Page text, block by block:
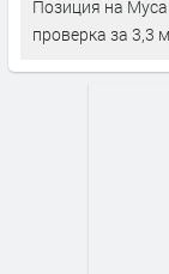
Позиция на
проверка за 3,3